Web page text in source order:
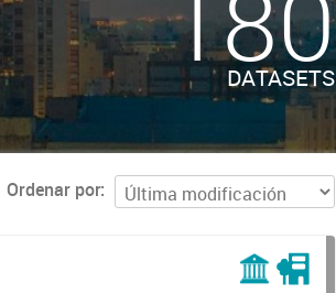
DATASETS
Ordenar por